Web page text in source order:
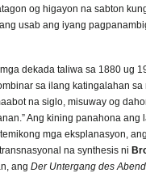
og higayon na sabton
usab ang iyang
dekada taliwa sa 1880 ug
sa ilang katingalahan
na siglo, misuway og
Ang kining panahona
mga eksplanasyon,
na synthesis ni
ang Der Untergang des